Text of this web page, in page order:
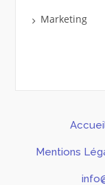
Marketing
Mentions